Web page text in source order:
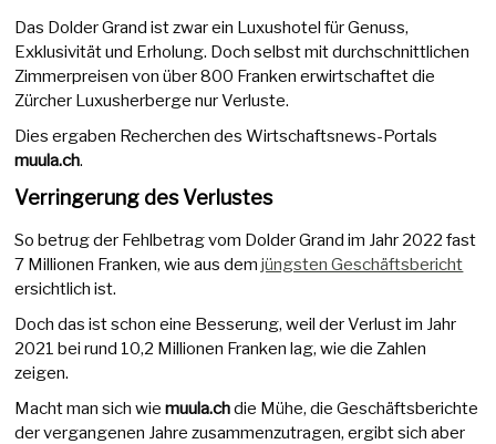
Das Dolder Grand ist zwar ein Luxushotel für Genuss,
Exklusivität und Erholung. Doch selbst mit durchschnittlichen
Zimmerpreisen von über 800 Franken erwirtschaftet die
Zürcher Luxusherberge nur Verluste.
Dies ergaben Recherchen des Wirtschaftsnews-Portals
muula.ch.
Verringerung des Verlustes
So betrug der Fehlbetrag vom Dolder Grand im Jahr 2022 fast
7 Millionen Franken, wie aus demjüngsten Geschäftsbericht
ersichtlich ist.
Doch das ist schon eine Besserung, weil der Verlust im Jahr
2021 bei rund 10,2 Millionen Franken lag, wie die Zahlen
zeigen.
Macht man sich wiemuula.chdie Mühe, die Geschäftsberichte
der vergangenen Jahre zusammenzutragen, ergibt sich aber